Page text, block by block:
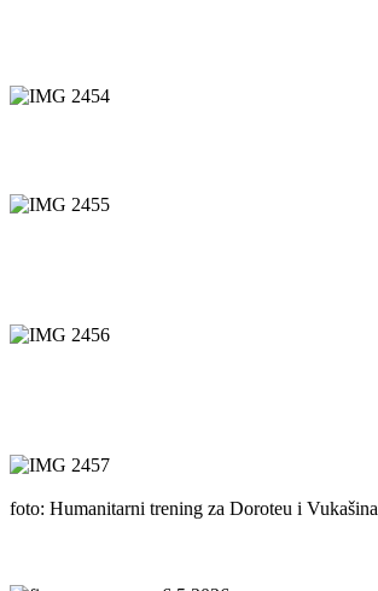
foto: Humanitarni trening za Doroteu i Vukašina